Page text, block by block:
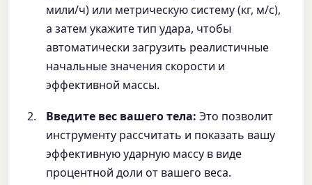
мили/ч) или метрическую систему (кг, м/с),
а затем укажите тип удара, чтобы
автоматически загрузить реалистичные
начальные значения скорости и
эффективной массы.
Введите вес вашего тела: Это позволит
инструменту рассчитать и показать вашу
эффективную ударную массу в виде
процентной доли от вашего веса.